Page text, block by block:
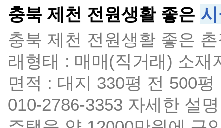
충북 제천 전원생활 좋은
충북 제천 전원생활 좋은
래형태 : 매매(직거래) 소재
면적 : 대지 330평 전 500
010-2786-3353 자세한 설